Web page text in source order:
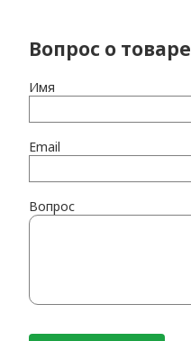
Вопрос о товаре
Имя
Email
Вопрос